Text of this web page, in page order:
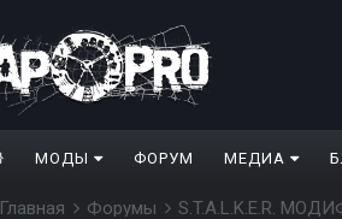
МОДЫ ФОРУМ МЕДИА
Главная Форумы S.T.A.L.K.E.R.